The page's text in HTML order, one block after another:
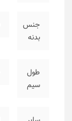
جنس
بدنه
طول
سیم